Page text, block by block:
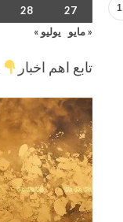
1
27
28
« مايو
يوليو »
تابع اهم اخبار